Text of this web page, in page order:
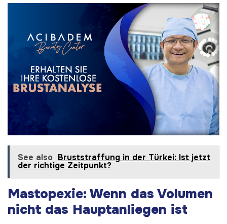
See also Bruststraffung in der Türkei: Ist jetzt
der richtige Zeitpunkt?
Mastopexie: Wenn das Volumen
nicht das Hauptanliegen ist